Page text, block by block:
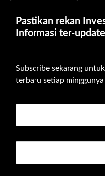
Pastikan rekan
Informasi ter-update
Subscribe sekarang
terbaru setiap minggunya